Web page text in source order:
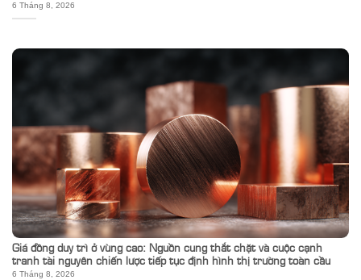
6 Tháng 8, 2026
Giá đồng duy trì ở vùng cao: Nguồn cung thắt chặt và cuộc cạnh
tranh tài nguyên chiến lược tiếp tục định hình thị trường toàn cầu
6 Tháng 8, 2026